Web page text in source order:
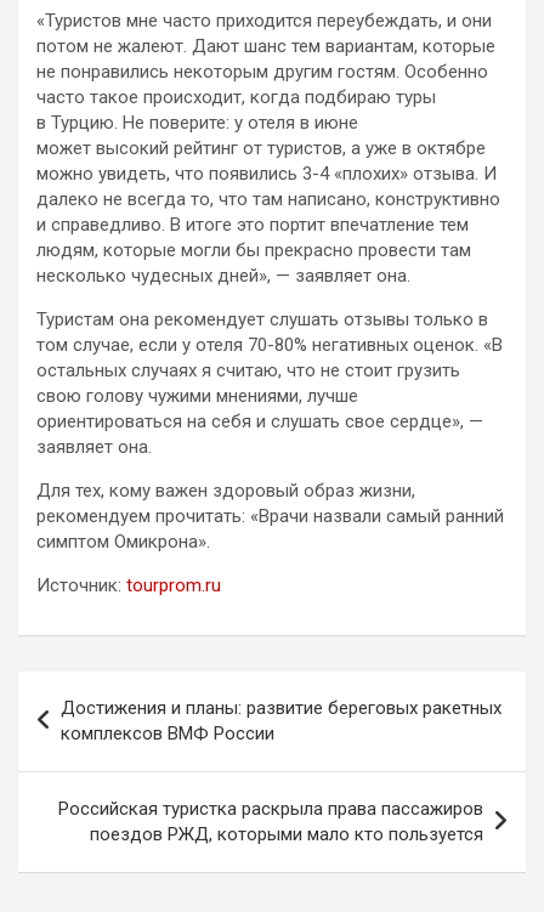
«Туристов мне часто приходится переубеждать, и они
потом не жалеют. Дают шанс тем вариантам, которые
не понравились некоторым другим гостям. Особенно
часто такое происходит, когда подбираю туры
в Турцию. Не поверите: у отеля в июне
может высокий рейтинг от туристов, а уже в октябре
можно увидеть, что появились 3-4 «плохих» отзыва. И
далеко не всегда то, что там написано, конструктивно
и справедливо. В итоге это портит впечатление тем
людям, которые могли бы прекрасно провести там
несколько чудесных дней», — заявляет она.
Туристам она рекомендует слушать отзывы только в
том случае, если у отеля 70-80% негативных оценок. «В
остальных случаях я считаю, что не стоит грузить
свою голову чужими мнениями, лучше
ориентироваться на себя и слушать свое сердце», —
заявляет она.
Для тех, кому важен здоровый образ жизни,
рекомендуем прочитать: «Врачи назвали самый ранний
симптом Омикрона».
Источник: tourprom.ru
по
записям
Достижения и планы: развитие береговых ракетных
комплексов ВМФ России
Российская туристка раскрыла права пассажиров
поездов РЖД, которыми мало кто пользуется